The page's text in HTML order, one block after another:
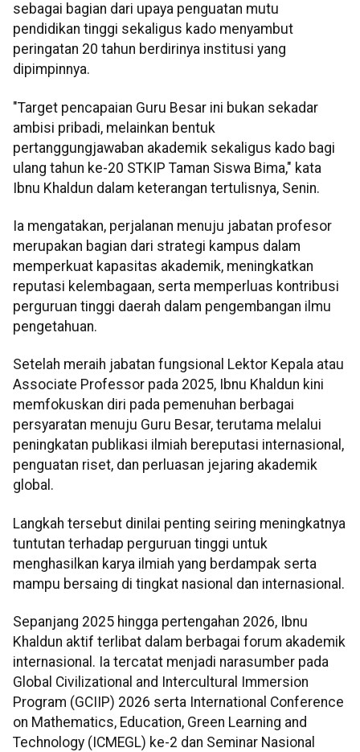
sebagai bagian dari upaya penguatan mutu
pendidikan tinggi sekaligus kado menyambut
peringatan 20 tahun berdirinya institusi yang
dipimpinnya.
"Target pencapaian Guru Besar ini bukan sekadar
ambisi pribadi, melainkan bentuk
pertanggungjawaban akademik sekaligus kado bagi
ulang tahun ke-20 STKIP Taman Siswa Bima," kata
Ibnu Khaldun dalam keterangan tertulisnya, Senin.
Ia mengatakan, perjalanan menuju jabatan profesor
merupakan bagian dari strategi kampus dalam
memperkuat kapasitas akademik, meningkatkan
reputasi kelembagaan, serta memperluas kontribusi
perguruan tinggi daerah dalam pengembangan ilmu
pengetahuan.
Setelah meraih jabatan fungsional Lektor Kepala atau
Associate Professor pada 2025, Ibnu Khaldun kini
memfokuskan diri pada pemenuhan berbagai
persyaratan menuju Guru Besar, terutama melalui
peningkatan publikasi ilmiah bereputasi internasional,
penguatan riset, dan perluasan jejaring akademik
global.
Langkah tersebut dinilai penting seiring meningkatnya
tuntutan terhadap perguruan tinggi untuk
menghasilkan karya ilmiah yang berdampak serta
mampu bersaing di tingkat nasional dan internasional.
Sepanjang 2025 hingga pertengahan 2026, Ibnu
Khaldun aktif terlibat dalam berbagai forum akademik
internasional. Ia tercatat menjadi narasumber pada
Global Civilizational and Intercultural Immersion
Program (GCIIP) 2026 serta International Conference
on Mathematics, Education, Green Learning and
Technology (ICMEGL) ke-2 dan Seminar Nasional